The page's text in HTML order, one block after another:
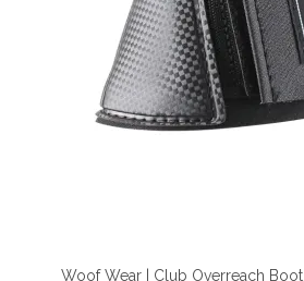
Woof Wear | Club Overreach Boot